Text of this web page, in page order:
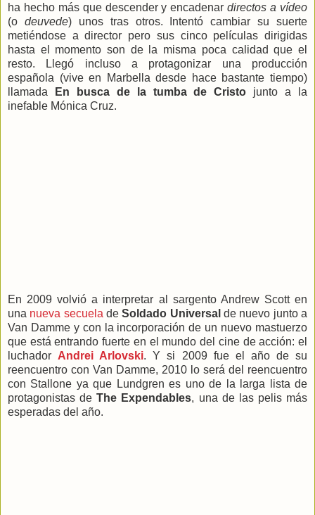
ha hecho más que descender y encadenardirectos a vídeo
(o deuvede) unos tras otros. Intentó cambiar su suerte
metiéndose a director pero sus cinco películas dirigidas
hasta el momento son de la misma poca calidad que el
resto. Llegó incluso a protagonizar una producción
española (vive en Marbella desde hace bastante tiempo)
llamada
En busca de la tumba de Cristo junto a la
inefable Mónica Cruz.
En 2009 volvió a interpretar al sargento Andrew Scott en
una nueva secuela deSoldado Universal de nuevo junto a
Van Damme y con la incorporación de un nuevo mastuerzo
que está entrando fuerte en el mundo del cine de acción: el
luchador Andrei Arlovski. Y si 2009 fue el año de su
reencuentro con Van Damme, 2010 lo será del reencuentro
con Stallone ya que Lundgren es uno de la larga lista de
protagonistas deThe Expendables, una de las pelis más
esperadas del año.